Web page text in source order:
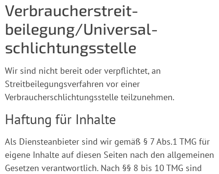
Verbraucher­streit­
beilegung/Universal­
schlichtungs­stelle
Wir sind nicht bereit oder verpflichtet, an
Streitbeilegungsverfahren vor einer
Verbraucherschlichtungsstelle teilzunehmen.
Haftung für Inhalte
Als Diensteanbieter sind wir gemäß § 7 Abs.1 TMG für
eigene Inhalte auf diesen Seiten nach den allgemeinen
Gesetzen verantwortlich. Nach §§ 8 bis 10 TMG sind